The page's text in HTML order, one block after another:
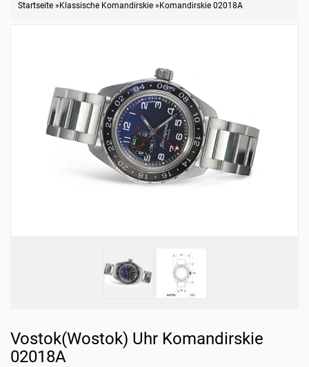
Startseite » Klassische Komandirskie » Komandirskie 02018A
Vostok(Wostok) Uhr Komandirskie
02018A